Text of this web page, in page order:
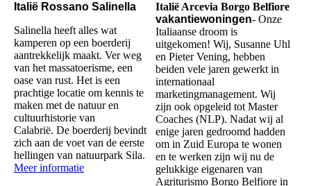
Italië Rossano Salinella
Salinella heeft alles wat
kamperen op een boerderij
aantrekkelijk maakt. Ver weg
van het massatoerisme, een
oase van rust. Het is een
prachtige locatie om kennis te
maken met de natuur en
cultuurhistorie van
Calabrië. De boerderij bevindt
zich aan de voet van de eerste
hellingen van natuurpark Sila.
Meer informatie
Italië Arcevia Borgo Belfiore
vakantiewoningen- Onze
Italiaanse droom is
uitgekomen! Wij, Susanne Uhl
en Pieter Vening, hebben
beiden vele jaren gewerkt in
internationaal
marketingmanagement. Wij
zijn ook opgeleid tot Master
Coaches (NLP). Nadat wij al
enige jaren gedroomd hadden
om in Zuid Europa te wonen
en te werken zijn wij nu de
gelukkige eigenaren van
Agriturismo Borgo Belfiore in